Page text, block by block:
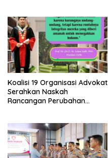
Bersama Kota Dumai
Koalisi 19 Organisasi Advokat
Serahkan Naskah
Rancangan Perubahan
RI